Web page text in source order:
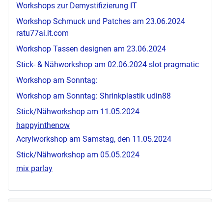
Workshops zur Demystifizierung IT
Workshop Schmuck und Patches am 23.06.2024
ratu77ai.it.com
Workshop Tassen designen am 23.06.2024
Stick- & Nähworkshop am 02.06.2024 slot pragmatic
Workshop am Sonntag:
Workshop am Sonntag: Shrinkplastik udin88
Stick/Nähworkshop am 11.05.2024
happyinthenow
Acrylworkshop am Samstag, den 11.05.2024
Stick/Nähworkshop am 05.05.2024
mix parlay